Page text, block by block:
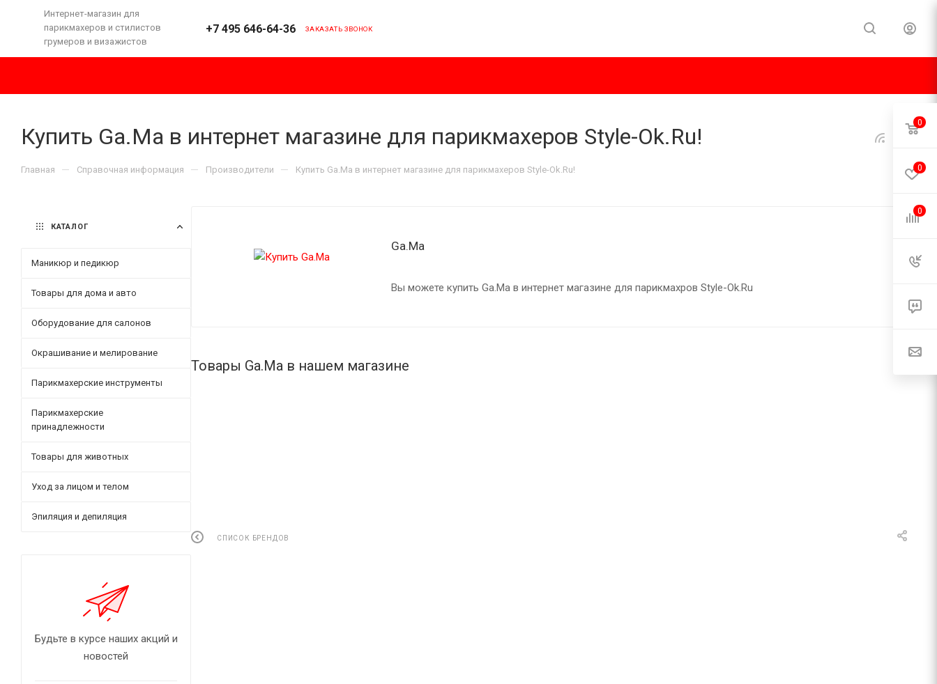
Интернет-магазин для
парикмахеров и стилистов
грумеров и визажистов
+7 495 646-64-36 ЗАКАЗАТЬ ЗВОНОК
Купить Ga.Ma в интернет магазине для парикмахеров Style-Ok.Ru!
Главная — Справочная информация — Производители — Купить Ga.Ma в интернет магазине для парикмахеров Style-Ok.Ru!
Ga.Ma
Вы можете купить Ga.Ma в интернет магазине для парикмахров Style-Ok.Ru
Товары Ga.Ma в нашем магазине
СПИСОК БРЕНДОВ
КАТАЛОГ
Маникюр и педикюр
Товары для дома и авто
Оборудование для салонов
Окрашивание и мелирование
Парикмахерские инструменты
Парикмахерские
принадлежности
Товары для животных
Уход за лицом и телом
Эпиляция и депиляция
Будьте в курсе наших акций и
новостей
0
0
0